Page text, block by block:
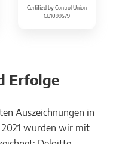
Certified by Control Union
CU1099579
Erfolge
Auszeichnungen in
2021 wurden wir mit